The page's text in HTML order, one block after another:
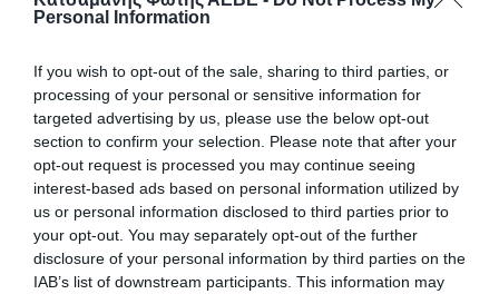
Personal Information
If you wish to opt-out of the sale, sharing to third parties, or
processing of your personal or sensitive information for
targeted advertising by us, please use the below opt-out
section to confirm your selection. Please note that after your
opt-out request is processed you may continue seeing
interest-based ads based on personal information utilized by
us or personal information disclosed to third parties prior to
your opt-out. You may separately opt-out of the further
disclosure of your personal information by third parties on the
IAB’s list of downstream participants. This information may
RAINBIRD R-VAN 14
Διαβάστε
περισσότερα
RAINBIRD R-VAN 14
Διαβάστε
περισσότερα
SOLD OUT